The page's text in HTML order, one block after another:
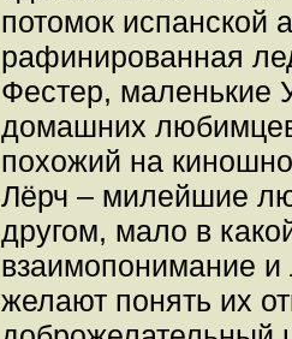
потомок испанской
рафинированная
Фестер, маленькие
домашних
похожий на
Лёрч – милейшие
другом, мало в
взаимопонимание
желают понять их